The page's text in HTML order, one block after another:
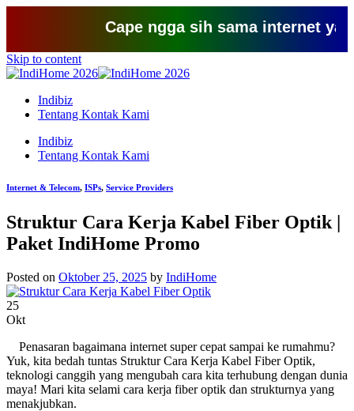
Cape ngga sih sama internet yang
Skip to content
Indibiz
Tentang Kontak Kami
Indibiz
Tentang Kontak Kami
Internet & Telecom, ISPs, Service Providers
Struktur Cara Kerja Kabel Fiber Optik |
Paket IndiHome Promo
Posted on Oktober 25, 2025 by IndiHome
25
Okt
Penasaran bagaimana internet super cepat sampai ke rumahmu?
Yuk, kita bedah tuntas Struktur Cara Kerja Kabel Fiber Optik,
teknologi canggih yang mengubah cara kita terhubung dengan dunia
maya! Mari kita selami cara kerja fiber optik dan strukturnya yang
menakjubkan.